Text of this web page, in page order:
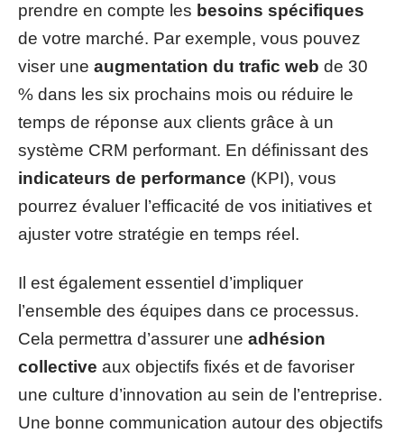
prendre en compte les besoins spécifiques
de votre marché. Par exemple, vous pouvez
viser une augmentation du trafic web de 30
% dans les six prochains mois ou réduire le
temps de réponse aux clients grâce à un
système CRM performant. En définissant des
indicateurs de performance (KPI), vous
pourrez évaluer l’efficacité de vos initiatives et
ajuster votre stratégie en temps réel.
Il est également essentiel d’impliquer
l’ensemble des équipes dans ce processus.
Cela permettra d’assurer une adhésion
collective aux objectifs fixés et de favoriser
une culture d’innovation au sein de l’entreprise.
Une bonne communication autour des objectifs